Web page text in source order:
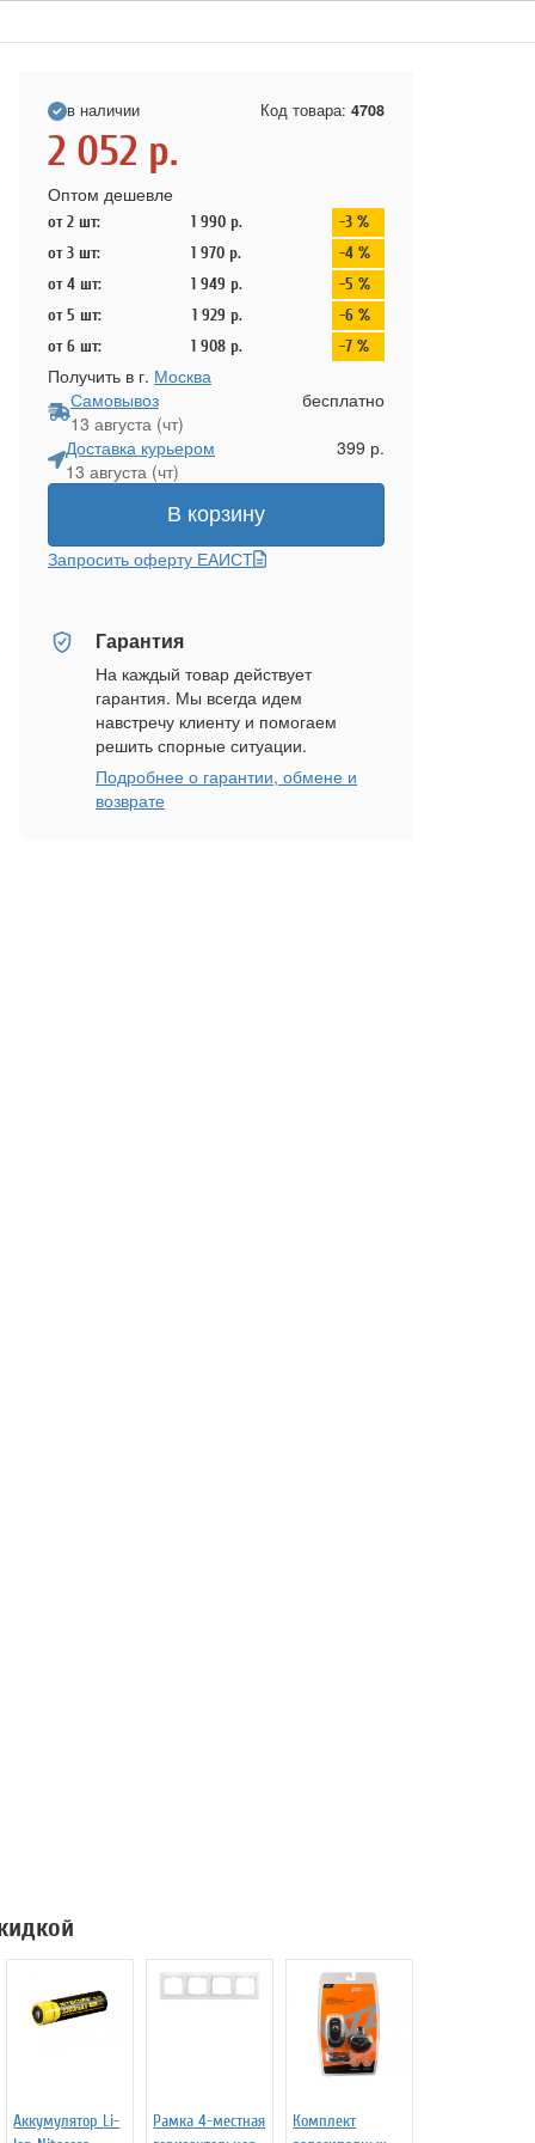
в наличии Код товара: 4708
2 052 р.
Оптом дешевле
от 2 шт: 1 990 р.
-3 %
от 3 шт:
1 970 р.
-4 %
от 4 шт:
1 949 р.
-5 %
от 5 шт:
1 929 р.
-6 %
от 6 шт:
1 908 р. -7 %
Получить в г. Москва
Самовывоз
13 августа (чт)
бесплатно
Доставка курьером
13 августа (чт)
399 р.
В корзину
Запросить оферту ЕАИСТ
Гарантия
На каждый товар действует
гарантия. Мы всегда идем
навстречу клиенту и помогаем
решить спорные ситуации.
Подробнее о гарантии, обмене и
возврате
Аккумулятор Li-
Рамка 4-местная
Комплект